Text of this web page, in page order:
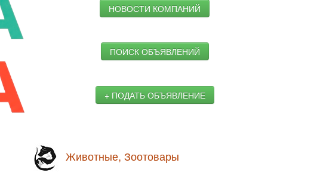
НОВОСТИ КОМПАНИЙ
ПОИСК ОБЪЯВЛЕНИЙ
+ ПОДАТЬ ОБЪЯВЛЕНИЕ
Животные, Зоотовары